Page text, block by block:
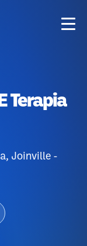
Terapia
Joinville -